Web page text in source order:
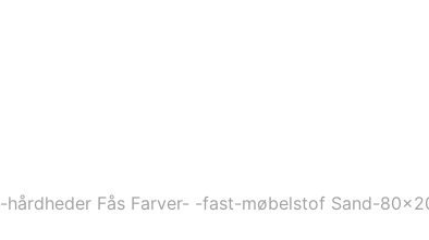
Fås Farver- -fast-møbelstof Sand-